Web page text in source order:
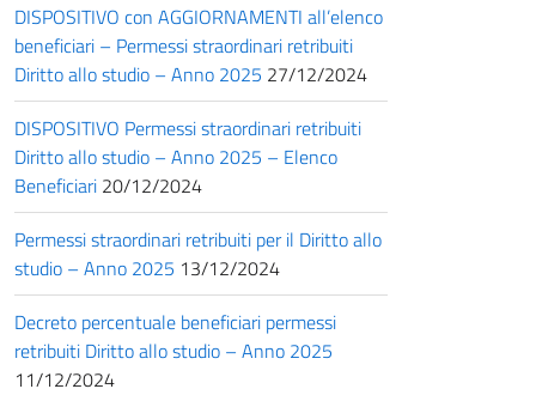
DISPOSITIVO con AGGIORNAMENTI all’elenco
beneficiari – Permessi straordinari retribuiti
Diritto allo studio – Anno 2025 27/12/2024
DISPOSITIVO Permessi straordinari retribuiti
Diritto allo studio – Anno 2025 – Elenco
Beneficiari 20/12/2024
Permessi straordinari retribuiti per il Diritto allo
studio – Anno 2025 13/12/2024
Decreto percentuale beneficiari permessi
retribuiti Diritto allo studio – Anno 2025
11/12/2024